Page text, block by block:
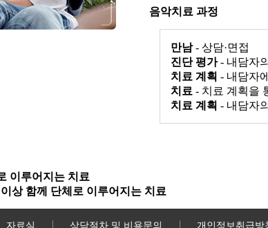
음악치료 과정
만남- 상담·면접
진단 평가- 내담자
치료 계획 - 내담자
치료 - 치료 계획을
치료 계획 - 내담자
이루어지는 치료
상 함께 단체로 이루어지는 치료
자료실 상담절차 및 비용문의 개인정보취급방